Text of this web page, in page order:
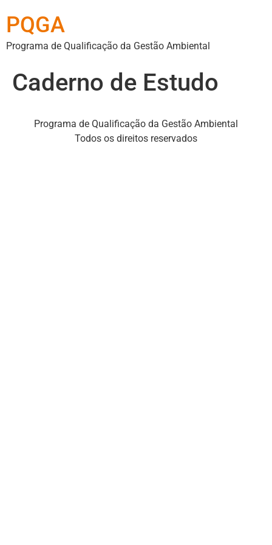
PQGA
Programa de Qualificação da Gestão Ambiental
Caderno de Estudo
Programa de Qualificação da Gestão Ambiental
Todos os direitos reservados